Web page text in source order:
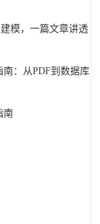
模，一篇文章讲透
南：从PDF到数据库
南